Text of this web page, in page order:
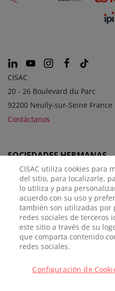
CISAC
20 - 26 Boulevard du Parc
92200 Neully-sur-Seine France
Contáctanos
SOCIEDADES HERMANAS
AVISO
POLÍTICA DE
CISAC utiliza cookies para
del sitio, para localizarle,
lo utiliza y para
acuerdo con su uso y
también son utilizadas por
redes sociales de terceros
este sitio a través de su
que comparta contenido
redes sociales.
Configuración de